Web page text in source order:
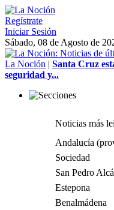
Regístrate
Iniciar Sesión
Sábado, 08 de Agosto de
La Noción | Santa Cruz
seguridad y...
Noticias más
Andalucía
Sociedad
San Pedro
Estepona
Benalmádena